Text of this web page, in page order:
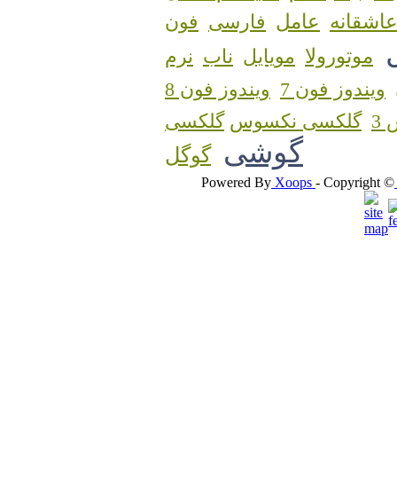
عاشقانه عامل فارسی فون
موتورولا مویایل ناب نرم
ویندوز فون 7
ویندوز فون 8
گلکسی نکسوس
گوشی گوگل
Powered By Xoops - Copyright ©